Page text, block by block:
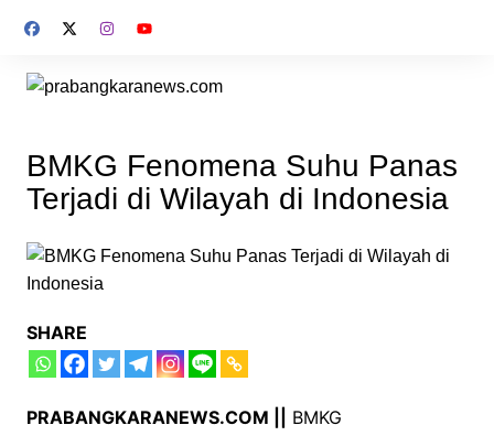
BMKG Fenomena Suhu Panas
Terjadi di Wilayah di Indonesia
SHARE
PRABANGKARANEWS.COM ||
BMKG